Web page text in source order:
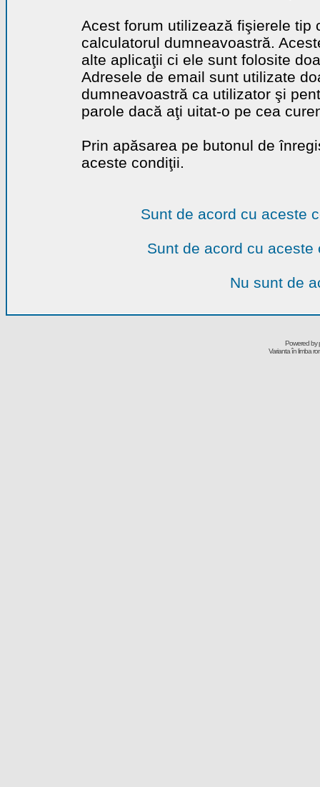
Acest forum utilizează fişierele tip
calculatorul dumneavoastră.
alte aplicaţii ci ele sunt folosite
Adresele de email sunt utilizate
dumneavoastră ca utilizator şi
parole dacă aţi uitat-o pe cea
Prin apăsarea pe butonul de
aceste condiţii.
Sunt de acord cu aceste
Sunt de acord cu
Nu sunt de
Powered by
Varianta în limba